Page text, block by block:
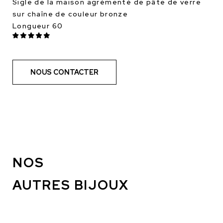
Sigle de la maison agrémenté de pâte de verre
sur chaîne de couleur bronze
Longueur 60
NOUS CONTACTER
NOS
AUTRES BIJOUX